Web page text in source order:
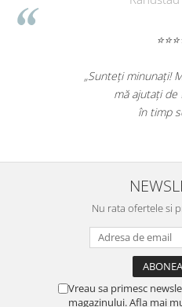
Suporturi si huse telefoane &
tablete
Ghilotine și Trimmere
Distrugatoare documente
„Sunteți minunați!
mă ajutați de
în timp
Nu rata ofertele si
Vreau sa primesc
magazinului. Afla mai